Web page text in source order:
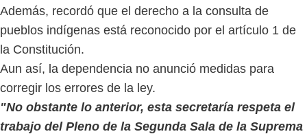
Además, recordó que el derecho a la consulta de
pueblos indígenas está reconocido por el artículo 1 de
la Constitución.
Aun así, la dependencia no anunció medidas para
corregir los errores de la ley.
"No obstante lo anterior, esta secretaría respeta el
trabajo del Pleno de la Segunda Sala de la Suprema